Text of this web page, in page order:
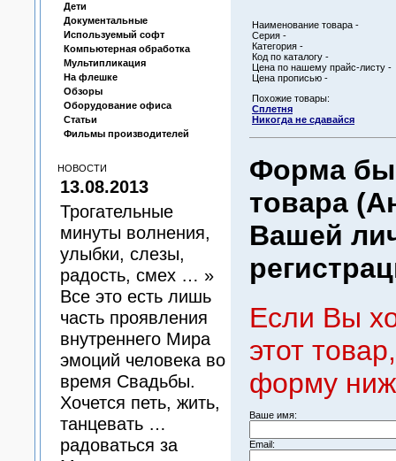
Дети
Документальные
Используемый софт
Компьютерная обработка
Мультипликация
На флешке
Обзоры
Оборудование офиса
Статьи
Фильмы производителей
НОВОСТИ
13.08.2013
Трогательные
минуты волнения,
улыбки, слезы,
радость, смех … »
Все это есть лишь
часть проявления
внутреннего Мира
эмоций человека во
время Свадьбы.
Хочется петь, жить,
танцевать …
радоваться за
Наименование товара -
Серия -
Категория -
Код по каталогу -
Цена по нашему прайс-листу -
Цена прописью -
Похожие товары:
Сплетня
Никогда не сдавайся
Форма
товара
Вашей
Если Вы
этот
форму
Ваше имя:
Email: